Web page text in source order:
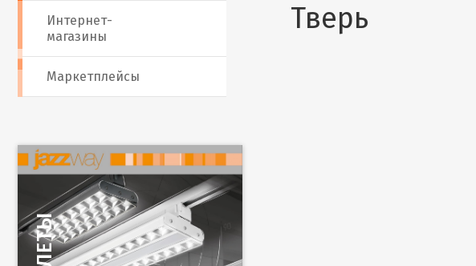
Интернет-
магазины
Маркетплейсы
Тверь